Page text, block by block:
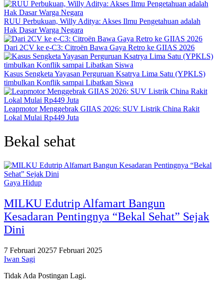
RUU Perbukuan, Willy Aditya: Akses Ilmu Pengetahuan adalah
Hak Dasar Warga Negara
Dari 2CV ke e-C3: Citroën Bawa Gaya Retro ke GIIAS 2026
Kasus Sengketa Yayasan Perguruan Ksatrya Lima Satu (YPKLS)
timbulkan Konflik sampai Libatkan Siswa
Leapmotor Menggebrak GIIAS 2026: SUV Listrik China Rakit
Lokal Mulai Rp449 Juta
Bekal sehat
Gaya Hidup
MILKU Edutrip Alfamart Bangun
Kesadaran Pentingnya “Bekal Sehat” Sejak
Dini
7 Februari 20257 Februari 2025
Iwan Sagi
Tidak Ada Postingan Lagi.